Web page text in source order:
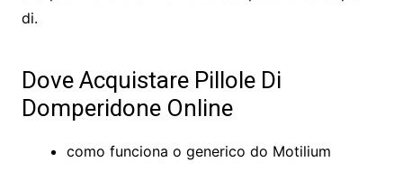
di.
Dove Acquistare Pillole Di
Domperidone Online
como funciona o generico do Motilium